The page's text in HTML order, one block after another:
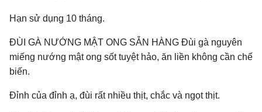
Hạn sử dụng 10 tháng.
ĐÙI GÀ NƯỚNG MẬT ONG SẴN HÀNG Đùi gà nguyên
miếng nướng mật ong sốt tuyệt hảo, ăn liền không cần chế
biến.
Đỉnh của đỉnh ạ, đùi rất nhiều thịt, chắc và ngọt thịt.